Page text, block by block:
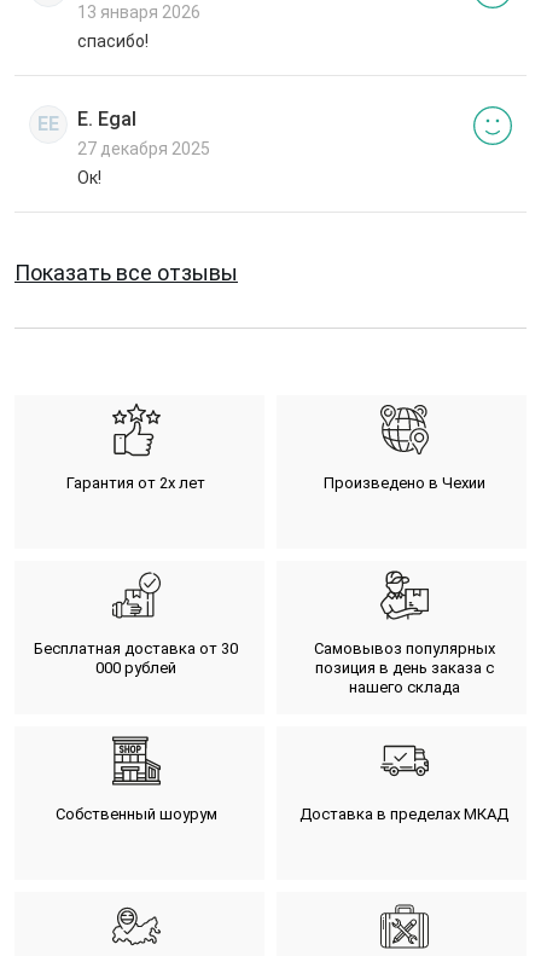
13 января 2026
спасибо!
EE E. Egal
27 декабря 2025
Ок!
Показать все отзывы
Гарантия от 2х лет Произведено в Чехии
Бесплатная доставка от 30
000 рублей
Самовывоз популярных
позиция в день заказа с
нашего склада
Собственный шоурум Доставка в пределах МКАД